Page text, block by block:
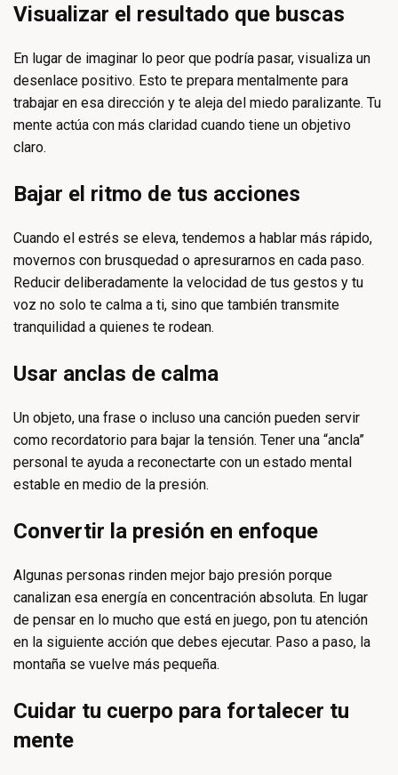
Visualizar el resultado que buscas
En lugar de imaginar lo peor que podría pasar, visualiza un
desenlace positivo. Esto te prepara mentalmente para
trabajar en esa dirección y te aleja del miedo paralizante. Tu
mente actúa con más claridad cuando tiene un objetivo
claro.
Bajar el ritmo de tus acciones
Cuando el estrés se eleva, tendemos a hablar más rápido,
movernos con brusquedad o apresurarnos en cada paso.
Reducir deliberadamente la velocidad de tus gestos y tu
voz no solo te calma a ti, sino que también transmite
tranquilidad a quienes te rodean.
Usar anclas de calma
Un objeto, una frase o incluso una canción pueden servir
como recordatorio para bajar la tensión. Tener una “ancla”
personal te ayuda a reconectarte con un estado mental
estable en medio de la presión.
Convertir la presión en enfoque
Algunas personas rinden mejor bajo presión porque
canalizan esa energía en concentración absoluta. En lugar
de pensar en lo mucho que está en juego, pon tu atención
en la siguiente acción que debes ejecutar. Paso a paso, la
montaña se vuelve más pequeña.
Cuidar tu cuerpo para fortalecer tu
mente